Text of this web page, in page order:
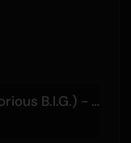
Only You (feat. The Notorious B.I.G.) - Radio Mix